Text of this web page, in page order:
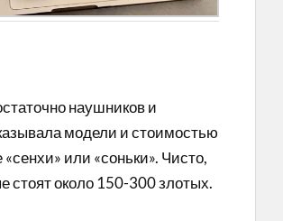
наушников и
модели и стоимостью
или «соньки». Чисто,
стоят около 150-300 злотых.